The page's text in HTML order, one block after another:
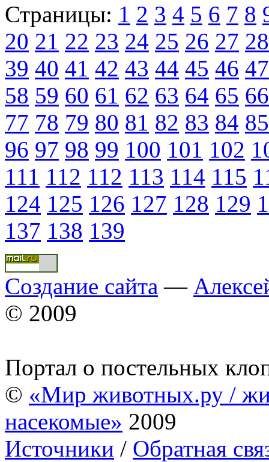
Страницы: 1 2 3 4 5 6 7 8
20 21 22 23 24 25 26 27 28
39 40 41 42 43 44 45 46 47
58 59 60 61 62 63 64 65 66
77 78 79 80 81 82 83 84 85
96 97 98 99 100 101 102
111 112 112 113 114 115
124 125 126 127 128 129
137 138 139
Создание сайта —
© 2009
Портал о постельных
© «Мир животных.ру /
насекомые» 2009
Источники / Обратная